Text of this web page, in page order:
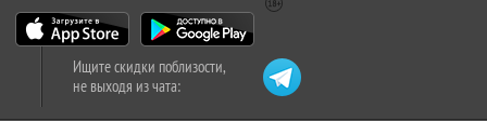
Ищите скидки поблизости,
не выходя из чата: